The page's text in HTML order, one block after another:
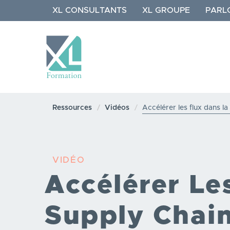
au
XL CONSULTANTS XL GROUPE
NAVIGATION
Ressources Vidéos Accélérer les flux dans la
VIDÉO
Accélérer
Supply